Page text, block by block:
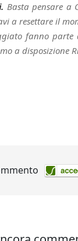
Basta pensare a
a resettare il
fanno parte
a disposizione